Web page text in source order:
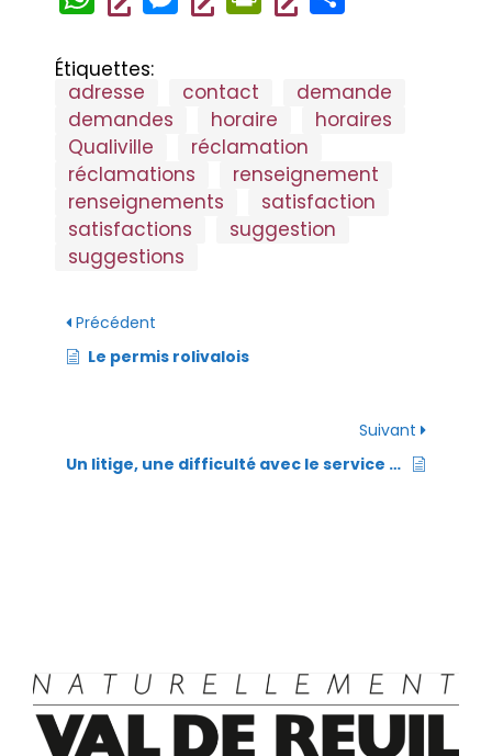
c
e
b
o
o
k
tt
ai
dI
n
h
at
s
A
p
p
es
n
g
er
in
e
n
dl
y
g
er
Étiquettes:
adresse
contact
demande
demandes
horaire
horaires
Qualiville
réclamation
réclamations
renseignement
renseignements
satisfaction
satisfactions
suggestion
suggestions
Précédent
Le permis rolivalois
Suivant
Un litige, une difficulté avec le service public ?